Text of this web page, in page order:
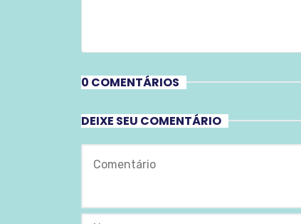
0 COMENTÁRIOS
DEIXE SEU COMENTÁRIO